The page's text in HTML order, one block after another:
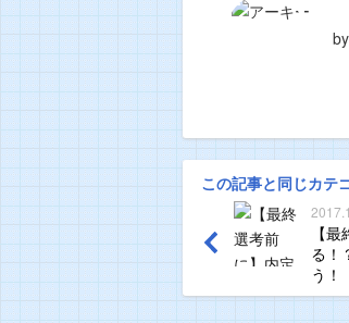
by
LINE
この記事と同じカテ
【
る！
う！